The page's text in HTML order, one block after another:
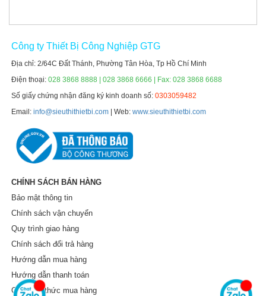
Công ty Thiết Bị Công Nghiệp GTG
Địa chỉ: 2/64C Đất Thánh, Phường Tân Hòa, Tp Hồ Chí Minh
Điện thoại:028 3868 8888 | 028 3868 6666 | Fax: 028 3868 6688
Số giấy chứng nhận đăng ký kinh doanh số:0303059482
Email:info@sieuthithietbi.com | Web:www.sieuthithietbi.com
CHÍNH SÁCH BÁN HÀNG
Bảo mật thông tin
Chính sách vận chuyển
Quy trình giao hàng
Chính sách đổi trả hàng
Hướng dẫn mua hàng
Hướng dẫn thanh toán
Các hình thức mua hàng